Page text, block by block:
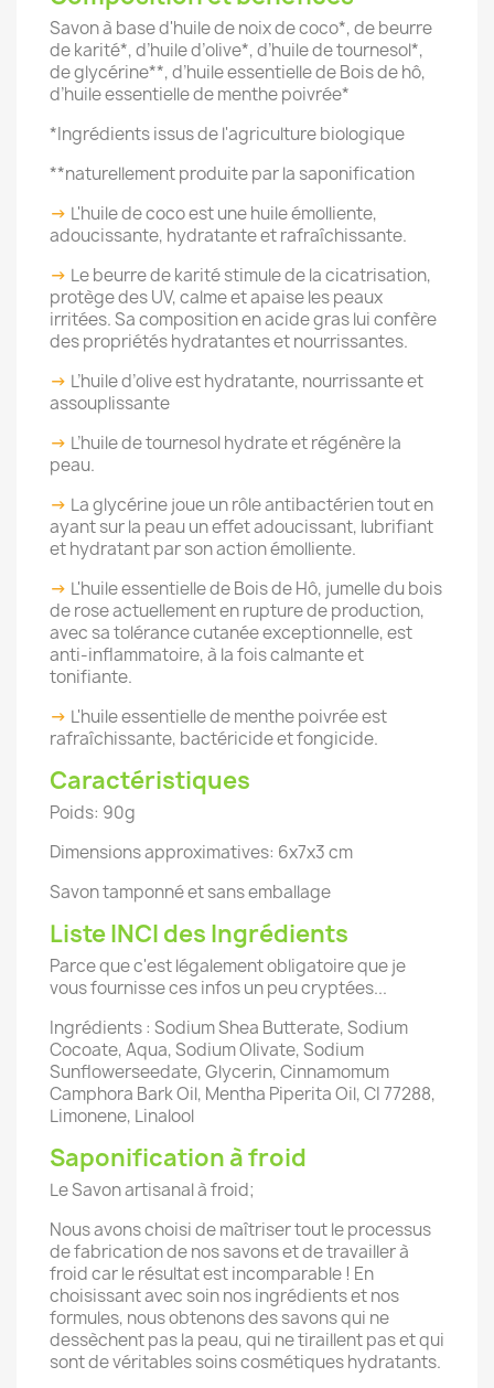
Savon à base d'huile de noix de coco*, de beurre
de karité*, d’huile d’olive*, d’huile de tournesol*,
de glycérine**, d’huile essentielle de Bois de hô,
d’huile essentielle de menthe poivrée*
*Ingrédients issus de l'agriculture biologique
**naturellement produite par la saponification
-> L'huile de coco est une huile émolliente,
adoucissante, hydratante et rafraîchissante.
-> Le beurre de karité stimule de la cicatrisation,
protège des UV, calme et apaise les peaux
irritées. Sa composition en acide gras lui confère
des propriétés hydratantes et nourrissantes.
-> L’huile d’olive est hydratante, nourrissante et
assouplissante
-> L’huile de tournesol hydrate et régénère la
peau.
-> La glycérine joue un rôle antibactérien tout en
ayant sur la peau un effet adoucissant, lubrifiant
et hydratant par son action émolliente.
-> L'huile essentielle de Bois de Hô, jumelle du bois
de rose actuellement en rupture de production,
avec sa tolérance cutanée exceptionnelle, est
anti-inflammatoire, à la fois calmante et
tonifiante.
-> L'huile essentielle de menthe poivrée est
rafraîchissante, bactéricide et fongicide.
Caractéristiques
Poids: 90g
Dimensions approximatives: 6x7x3 cm
Savon tamponné et sans emballage
Liste INCI des Ingrédients
Parce que c'est légalement obligatoire que je
vous fournisse ces infos un peu cryptées...
Ingrédients : Sodium Shea Butterate, Sodium
Cocoate, Aqua, Sodium Olivate, Sodium
Sunflowerseedate, Glycerin, Cinnamomum
Camphora Bark Oil, Mentha Piperita Oil, CI 77288,
Limonene, Linalool
Saponification à froid
Le Savon artisanal à froid;
Nous avons choisi de maîtriser tout le processus
de fabrication de nos savons et de travailler à
froid car le résultat est incomparable ! En
choisissant avec soin nos ingrédients et nos
formules, nous obtenons des savons qui ne
dessèchent pas la peau, qui ne tiraillent pas et qui
sont de véritables soins cosmétiques hydratants.